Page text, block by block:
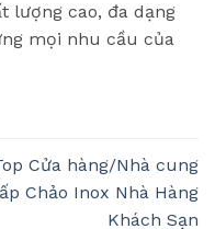
lượng cao, đa dạng
mọi nhu cầu của
Cửa hàng/Nhà cung
Chảo Inox Nhà Hàng
Khách Sạn